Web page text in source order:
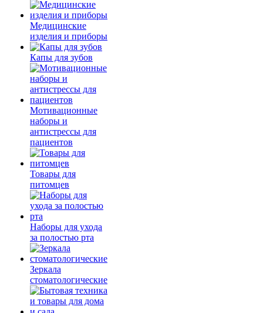
Медицинские
изделия и приборы
Капы для зубов
Мотивационные
наборы и
антистрессы для
пациентов
Товары для
питомцев
Наборы для ухода
за полостью рта
Зеркала
стоматологические